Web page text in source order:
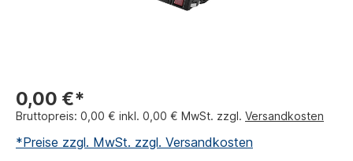
0,00 €*
Bruttopreis: 0,00 € inkl. 0,00 € MwSt. zzgl. Versandkosten
*Preise zzgl. MwSt. zzgl. Versandkosten